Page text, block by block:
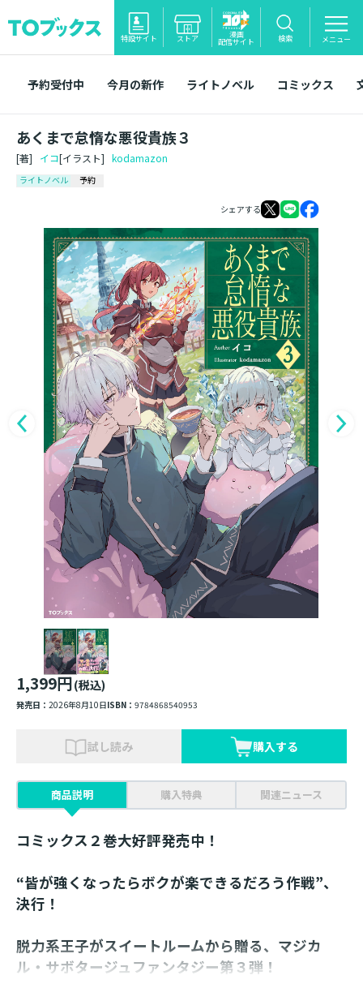
特設サイト ストア 漫画
配信サイト 検索 メニュー
予約受付中 今月の新作 ライトノベル コミックス
あくまで怠惰な悪役貴族３
[著] イコ[イラスト] kodamazon
ライトノベル 予約
シェアする
1,399円(税込)
発売日： 2026年8月10日ISBN： 9784868540953
試し読み 購入する
商品説明 購入特典 関連ニュース
コミックス２巻大好評発売中！
“皆が強くなったらボクが楽できるだろう作戦”、
決行！
脱力系王子がスイートルームから贈る、マジカ
ル・サボタージュファンタジー第３弾！